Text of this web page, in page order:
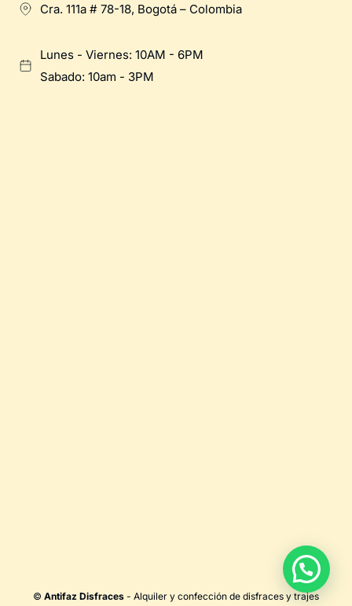
Cra. 111a # 78-18, Bogotá – Colombia
Lunes - Viernes: 10AM - 6PM
Sabado: 10am - 3PM
© Antifaz Disfraces - Alquiler y confección de disfraces y trajes